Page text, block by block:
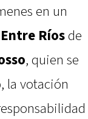
en un
Ríosde
, quien se
la votación